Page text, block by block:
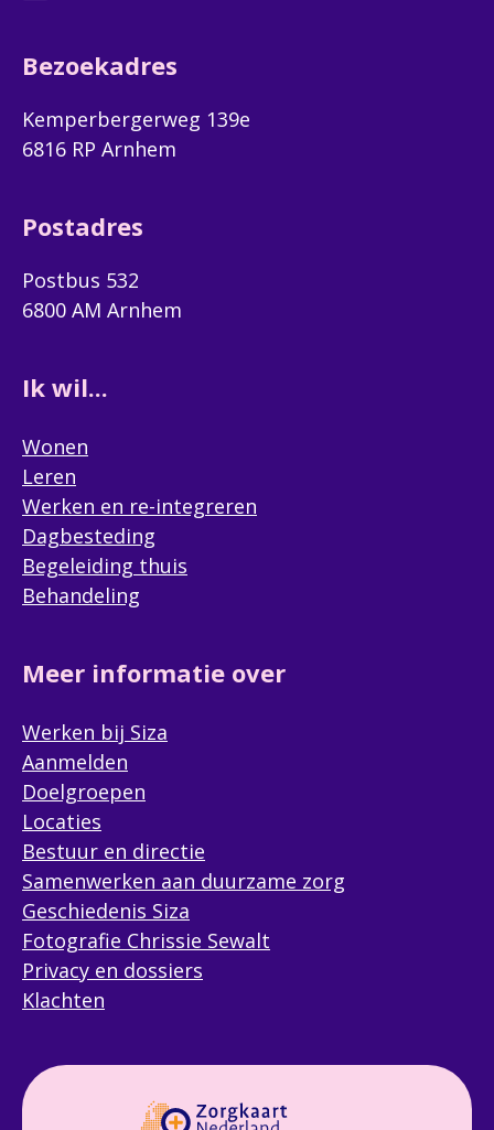
Bezoekadres
Kemperbergerweg 139e
6816 RP Arnhem
Postadres
Postbus 532
6800 AM Arnhem
Ik wil...
Wonen
Leren
Werken en re-integreren
Dagbesteding
Begeleiding thuis
Behandeling
Meer informatie over
Werken bij Siza
Aanmelden
Doelgroepen
Locaties
Bestuur en directie
Samenwerken aan duurzame zorg
Geschiedenis Siza
Fotografie Chrissie Sewalt
Privacy en dossiers
Klachten